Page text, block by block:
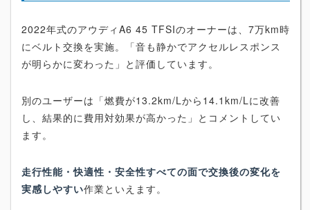
2022年式のアウディA6 45 TFSIのオーナーは、7万km時
にベルト交換を実施。「音も静かでアクセルレスポンス
が明らかに変わった」と評価しています。
別のユーザーは「燃費が13.2km/Lから14.1km/Lに改善
し、結果的に費用対効果が高かった」とコメントしてい
ます。
走行性能・快適性・安全性すべての面で交換後の変化を
実感しやすい作業といえます。